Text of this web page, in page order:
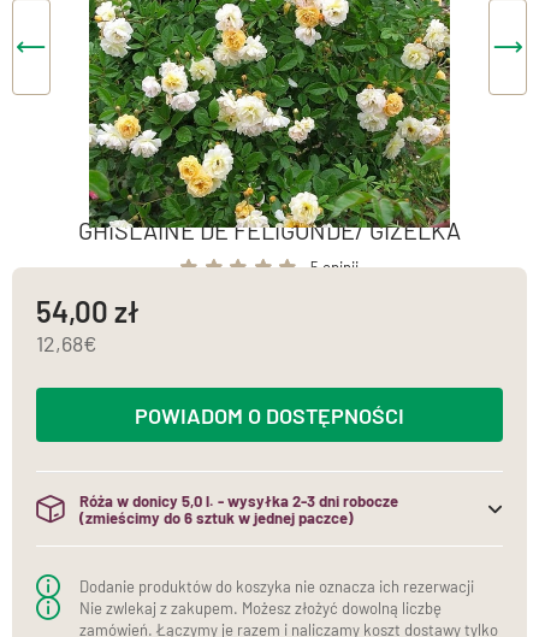
GHISLAINE DE FELIGONDE/ GIZELKA
5 opinii
54,00
12,68
POWIADOM O DOSTĘPNOŚCI
Róża w donicy 5,0 l. - wysyłka 2-3 dni robocze
(zmieścimy do 6 sztuk w jednej paczce)
(do jednej paczki mieścimy maksymalnie 6 sztuk róż w
Dodanie produktów do koszyka nie oznacza ich rezerwacji
Nie zwlekaj z zakupem. Możesz złożyć dowolną liczbę
zamówień. Łączymy je razem i naliczamy koszt dostawy tylko